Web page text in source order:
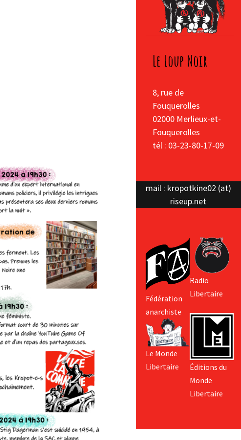
Le Loup Noir
8, rue de
Fouquerolles
02000 Merlieux-et-
Fouquerolles
tél : 03-23-80-17-09
mail : kropotkine02 (at)
riseup.net
Fédération
anarchiste
Le Monde
Libertaire
Radio
Libertaire
Éditions du
Monde
Libertaire